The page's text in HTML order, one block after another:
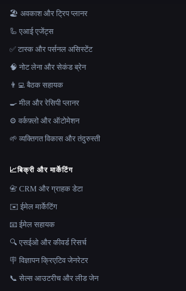
🏖 अवकाश और ट्रिप प्लानर
🦾 एआई एजेंट्स
✅ टास्क और पर्सनल असिस्टेंट
🧠 नोट लेना और सेकंड ब्रेन
👨‍💻 बैठक सहायक
🍳 मील और रेसिपी प्लानर
⚙️ वर्कफ़्लो और ऑटोमेशन
🌱 व्यक्तिगत विकास और तंदुरुस्ती
📈बिक्री और मार्केटिंग
📇 CRM और ग्राहक डेटा
✉️ ईमेल मार्केटिंग
📧 ईमेल सहायक
🔍 एसईओ और कीवर्ड रिसर्च
🪧 विज्ञापन क्रिएटिव जेनरेटर
📞 सेल्स आउटरीच और लीड जेन